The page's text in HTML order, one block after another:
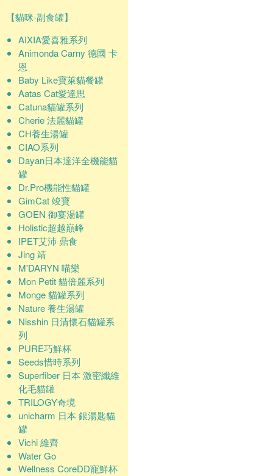
【貓咪-副食罐】
AIXIA愛喜雅系列
Animonda Carny 德國 卡
恩
Baby Like寶萊貓餐罐
Aatas Cat愛達思
Catuna貓罐系列
Cherie 法麗貓罐
CH養生湯罐
CIAO系列
Dayan日本達洋全機能貓
罐
Dr.Pro機能性貓罐
GimCat 竣寶
GOEN 御宴湯罐
Holistic超越巔峰
IPET艾沛 鼎食
Jing 靖
M'DARYN 喵樂
Mon Petit 貓倍麗系列
Monge 貓罐系列
Nature 養生湯罐
Nisshin 日清懷石貓罐系
列
PURE巧鮮杯
Seeds惜時系列
Superfiber 日本 激密纖維
化毛貓罐
TRILOGY奇境
unicharm 日本 銀湯匙貓
罐
Vichi 維齊
Water Go
Wellness CoreDD寵鮮杯